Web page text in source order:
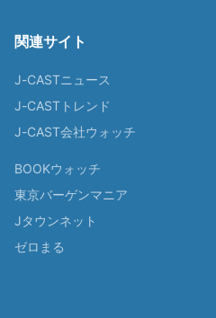
関連サイト
J-CASTニュース
J-CASTトレンド
J-CAST会社ウォッチ
BOOKウォッチ
東京バーゲンマニア
Jタウンネット
ゼロまる